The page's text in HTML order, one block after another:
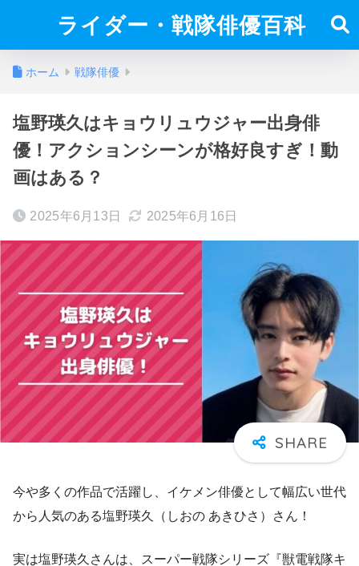
ライダー・戦隊俳優百科
ホーム 戦隊俳優
塩野瑛久はキョウリュウジャー出身俳
優！アクションシーンが格好良すぎ！動
画はある？
2025年6月13日 2025年6月16日
今や多くの作品で活躍し、イケメン俳優として幅広い世代
から人気のある塩野瑛久（しおの あきひさ）さん！
実は塩野瑛久さんは、スーパー戦隊シリーズ『獣電戦隊キ